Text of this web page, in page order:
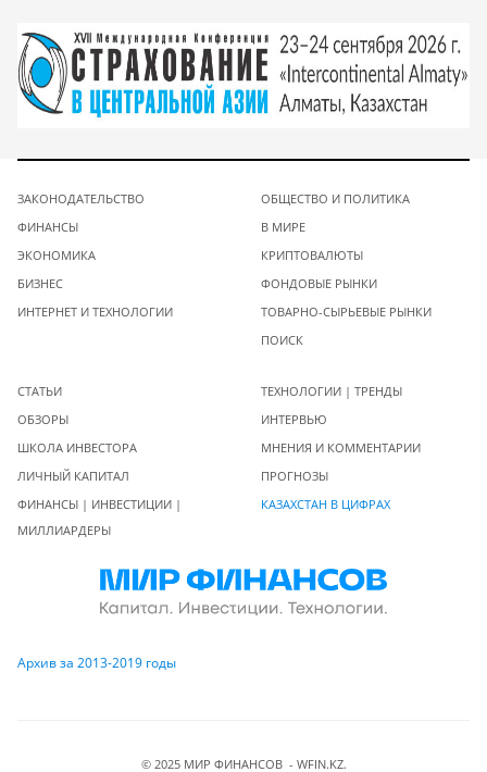
ЗАКОНОДАТЕЛЬСТВО
ФИНАНСЫ
ЭКОНОМИКА
БИЗНЕС
ИНТЕРНЕТ И ТЕХНОЛОГИИ
ОБЩЕСТВО И ПОЛИТИКА
В МИРЕ
КРИПТОВАЛЮТЫ
ФОНДОВЫЕ РЫНКИ
ТОВАРНО-СЫРЬЕВЫЕ РЫНКИ
ПОИСК
СТАТЬИ
ОБЗОРЫ
ШКОЛА ИНВЕСТОРА
ЛИЧНЫЙ КАПИТАЛ
ФИНАНСЫ | ИНВЕСТИЦИИ |
МИЛЛИАРДЕРЫ
ТЕХНОЛОГИИ | ТРЕНДЫ
ИНТЕРВЬЮ
МНЕНИЯ И КОММЕНТАРИИ
ПРОГНОЗЫ
КАЗАХСТАН В ЦИФРАХ
Архив за 2013-2019 годы
© 2025 МИР ФИНАНСОВ - WFIN.KZ.